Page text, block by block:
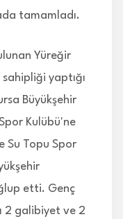
tamamladı.
Yüreğir
yaptığı
Büyükşehir
Kulübü'ne
Su Topu Spor
etti. Genç
2 galibiyet ve 2